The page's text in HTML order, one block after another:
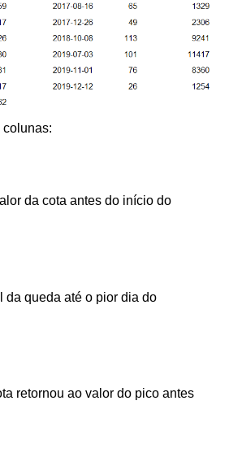
da cota antes do início do
da queda até o pior dia do
retornou ao valor do pico antes